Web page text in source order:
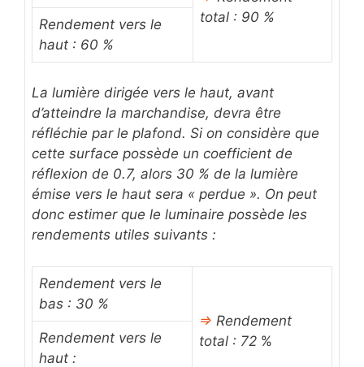
total : 90 %
Rendement vers le
haut : 60 %
La lumière dirigée vers le haut, avant
d’atteindre la marchandise, devra être
réfléchie par le plafond. Si on considère que
cette surface possède un coefficient de
réflexion de 0.7, alors 30 % de la lumière
émise vers le haut sera « perdue ». On peut
donc estimer que le luminaire possède les
rendements utiles suivants :
Rendement vers le
bas : 30 %
⇒ Rendement
total : 72 %
Rendement vers le
haut :